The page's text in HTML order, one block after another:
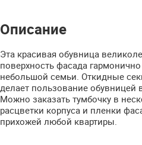
Описание
Эта красивая обувница
поверхность фасада
небольшой семьи. Откидные
делает пользование
Можно заказать тумбочку в
расцветки корпуса и пленки
прихожей любой квартиры.